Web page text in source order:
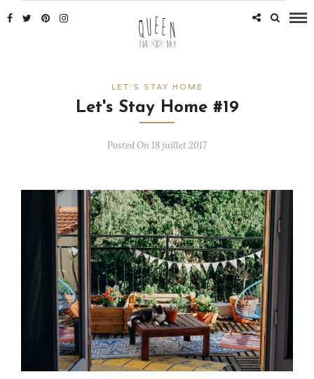
LET'S STAY HOME
Let's Stay Home #19
Posted On 18 juillet 2017